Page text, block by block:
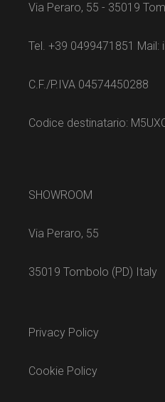
Via Peraro, 55 - 35019
Tel. +39 0499471851
C.F./P.IVA 04574450288
Codice destinatario:
SHOWROOM
Via Peraro, 55
35019 Tombolo (PD) Italy
Privacy Policy
Cookie Policy